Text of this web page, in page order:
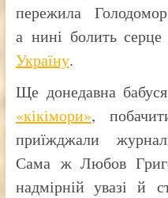
пережила
а нині болить серце
Україну.
Ще донедавна
«кікімори»,
приїжджали
Сама ж Любов
надмірній увазі й